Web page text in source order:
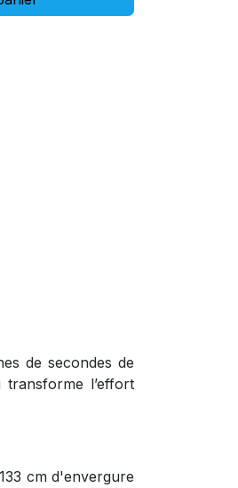
de secondes de
l’effort
cm d'envergure